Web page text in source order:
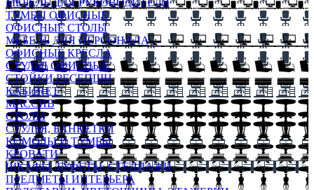
МЕБЕЛЬ ДЛЯ РУКОВОДИТЕЛЯ
ТУМБЫ ОФИСНЫЕ
ОФИСНЫЕ СТОЛЫ
МЕБЕЛЬ ДЛЯ ПЕРСОНАЛА
ОФИСНЫЕ КРЕСЛА
СТУЛЬЯ ОФИСНЫЕ
СТОЙКИ РЕСЕПШН
КАБИНЕТ
МАССИВ
СТОЛЫ
СТУЛЬЯ, БАНКЕТКИ
КОМОДЫ И ТУМБЫ
КРОВАТИ
ШКАФЫ, БУФЕТЫ, СТЕЛЛАЖИ
ПРЕДМЕТЫ ИНТЕРЬЕРА